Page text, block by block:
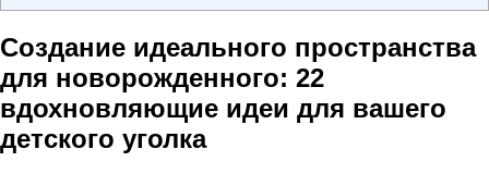
Создание идеального пространства
для новорожденного: 22
вдохновляющие идеи для вашего
детского уголка